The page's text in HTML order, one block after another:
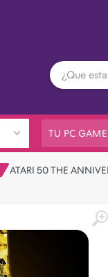
TU PC
ATARI 50 THE